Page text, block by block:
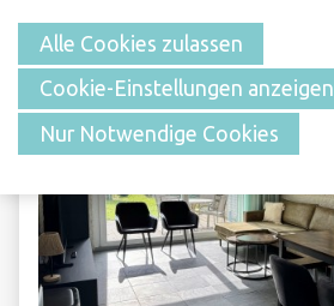
Alle Cookies zulassen
Cookie-Einstellungen anzeigen
Nur Notwendige Cookies